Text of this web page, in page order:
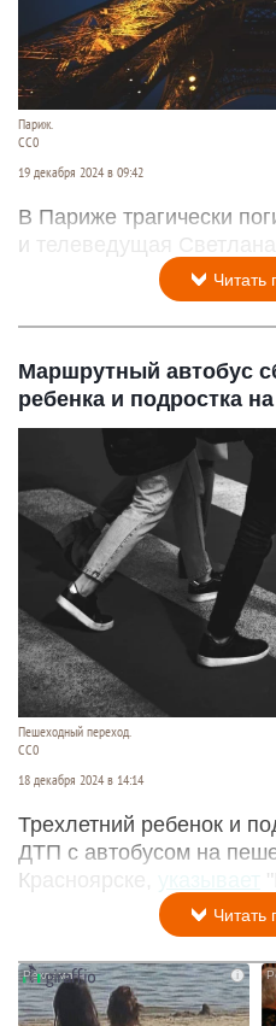
Париж.
СС0
19 декабря 2024 в 09:42
В Париже трагически
и телеведущая
Читать
Маршрутный автобус
ребенка и подростка
Пешеходный переход.
CC0
18 декабря 2024 в 14:14
Трехлетний ребенок и
ДТП с автобусом на
Красноярске,
Читать
i